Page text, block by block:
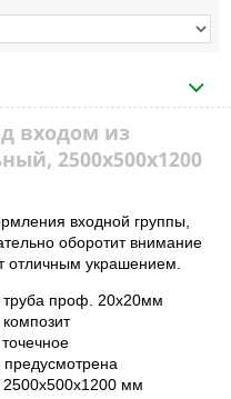
входом из
2500х500х1200
оборотит внимание
украшением.
труба проф. 20х20мм
предусмотрена
мм